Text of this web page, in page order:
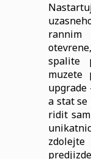
rannim
spalite
muzete
a stat se
ridit